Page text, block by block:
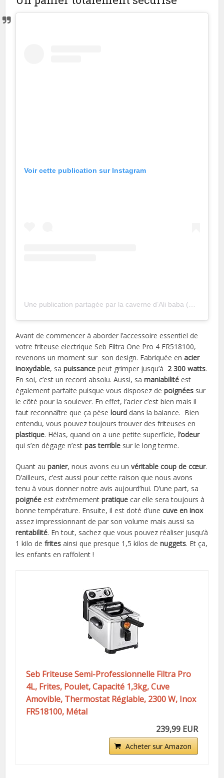
Voir cette publication sur Instagram
Avant de commencer à aborder l’accessoire essentiel de
votre friteuse electrique Seb Filtra One Pro 4 FR518100,
revenons un moment sur son design. Fabriquée enacier
inoxydable, sapuissance peut grimper jusqu’à 2 300 watts.
En soi, c’est un record absolu. Aussi, samaniabilité est
également parfaite puisque vous disposez depoignées sur
le côté pour la soulever. En effet, l’acier c’est bien mais il
faut reconnaître que ça pèselourd dans la balance. Bien
entendu, vous pouvez toujours trouver des friteuses en
plastique. Hélas, quand on a une petite superficie,l’odeur
qui s’en dégage n’est pas terrible sur le long terme.
Quant aupanier, nous avons eu un véritable coup de cœur.
D’ailleurs, c’est aussi pour cette raison que nous avons
tenu à vous donner notre avis aujourd’hui. D’une part, sa
poignée est extrêmementpratique car elle sera toujours à
bonne température. Ensuite, il est doté d’unecuve en inox
assez impressionnant de par son volume mais aussi sa
rentabilité. En tout, sachez que vous pouvez réaliser jusqu’à
1 kilo defrites ainsi que presque 1,5 kilos denuggets. Et ça,
les enfants en raffolent !
Seb Friteuse Semi-Professionnelle Filtra Pro
4L, Frites, Poulet, Capacité 1,3kg, Cuve
Amovible, Thermostat Réglable, 2300 W, Inox
FR518100, Métal
239,99 EUR
Acheter sur Amazon